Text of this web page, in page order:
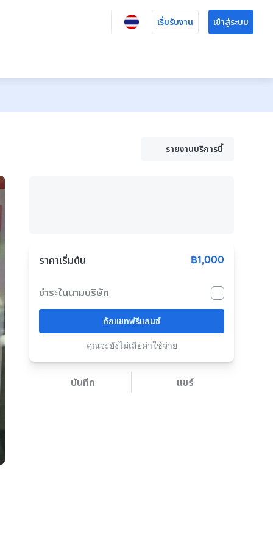
เริ่มรับงาน เข้าสู่ระบบ
รายงานบริการนี้
ราคาเริ่มต้น ฿1,000
ชำระในนามบริษัท
ทักแชทฟรีแลนซ์
คุณจะยังไม่เสียค่าใช้จ่าย
บันทึก แชร์